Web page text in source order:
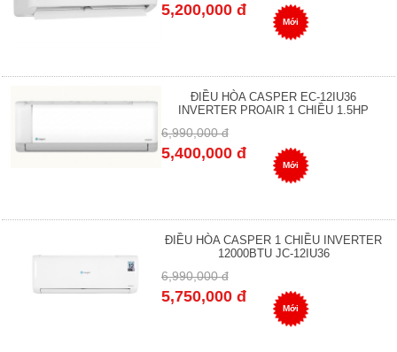
5,200,000 đ
Mới
ĐIỀU HÒA CASPER EC-12IU36
INVERTER PROAIR 1 CHIỀU 1.5HP
6,990,000 đ
5,400,000 đ
Mới
ĐIỀU HÒA CASPER 1 CHIỀU INVERTER
12000BTU JC-12IU36
6,990,000 đ
5,750,000 đ
Mới